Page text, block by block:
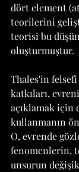
dört element
teorilerini
teorisi bu
oluşturmuştur.
Thales'in
katkıları,
açıklamak için
kullanmanın
O, evrende
fenomenlerin,
unsurun